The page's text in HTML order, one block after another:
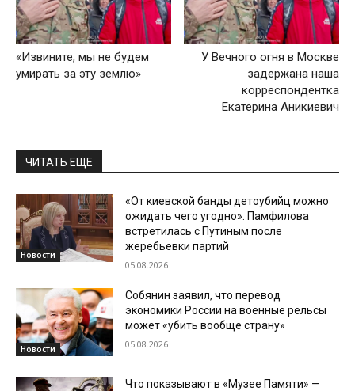
«Извините, мы не будем
умирать за эту землю»
У Вечного огня в Москве
задержана наша
корреспондентка
Екатерина Аникиевич
ЧИТАТЬ ЕЩЕ
Новости
«От киевской банды детоубийц можно
ожидать чего угодно». Памфилова
встретилась с Путиным после
жеребьевки партий
05.08.2026
Новости
Собянин заявил, что перевод
экономики России на военные рельсы
может «убить вообще страну»
05.08.2026
Что показывают в «Музее Памяти» —